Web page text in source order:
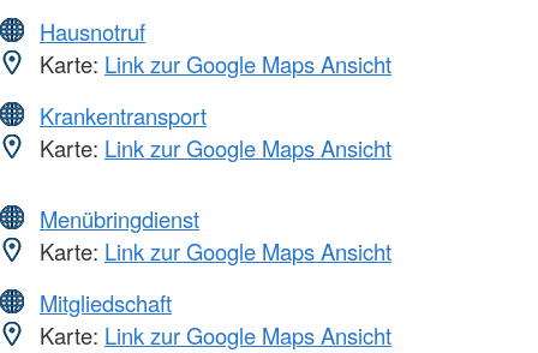
Hausnotruf
Karte: Link zur Google Maps Ansicht
Krankentransport
Karte: Link zur Google Maps Ansicht
Menübringdienst
Karte: Link zur Google Maps Ansicht
Mitgliedschaft
Karte: Link zur Google Maps Ansicht